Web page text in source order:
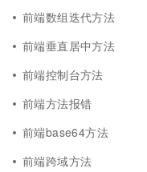
前端数组迭代方法
前端垂直居中方法
前端控制台方法
前端方法报错
前端base64方法
前端跨域方法